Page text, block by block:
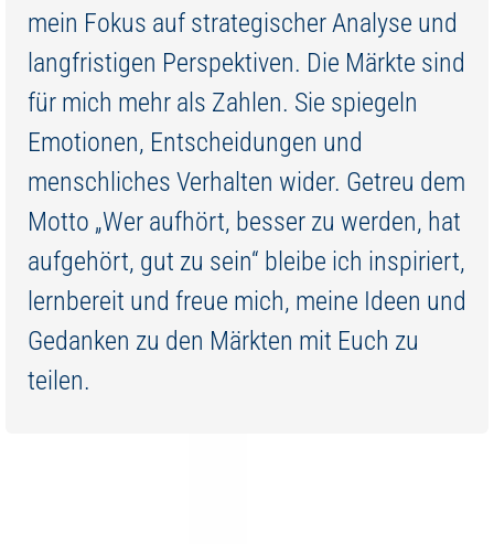
mein Fokus auf strategischer Analyse und
langfristigen Perspektiven. Die Märkte sind
für mich mehr als Zahlen. Sie spiegeln
Emotionen, Entscheidungen und
menschliches Verhalten wider. Getreu dem
Motto „Wer aufhört, besser zu werden, hat
aufgehört, gut zu sein“ bleibe ich inspiriert,
lernbereit und freue mich, meine Ideen und
Gedanken zu den Märkten mit Euch zu
teilen.